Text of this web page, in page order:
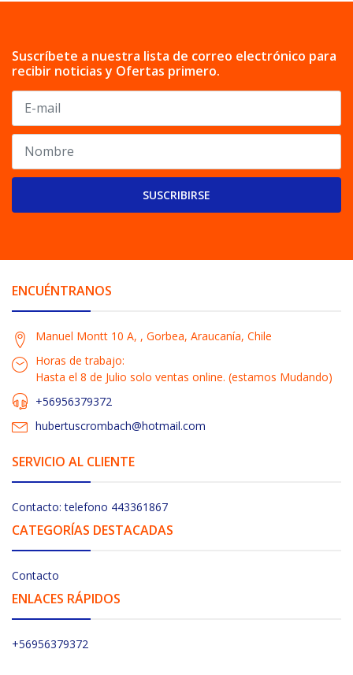
Suscríbete a nuestra lista de correo electrónico para
recibir noticias y Ofertas primero.
SUSCRIBIRSE
ENCUÉNTRANOS
Manuel Montt 10 A, , Gorbea, Araucanía, Chile
Horas de trabajo:
Hasta el 8 de Julio solo ventas online. (estamos Mudando)
+56956379372
hubertuscrombach@hotmail.com
SERVICIO AL CLIENTE
Contacto: telefono 443361867
CATEGORÍAS DESTACADAS
Contacto
ENLACES RÁPIDOS
+56956379372